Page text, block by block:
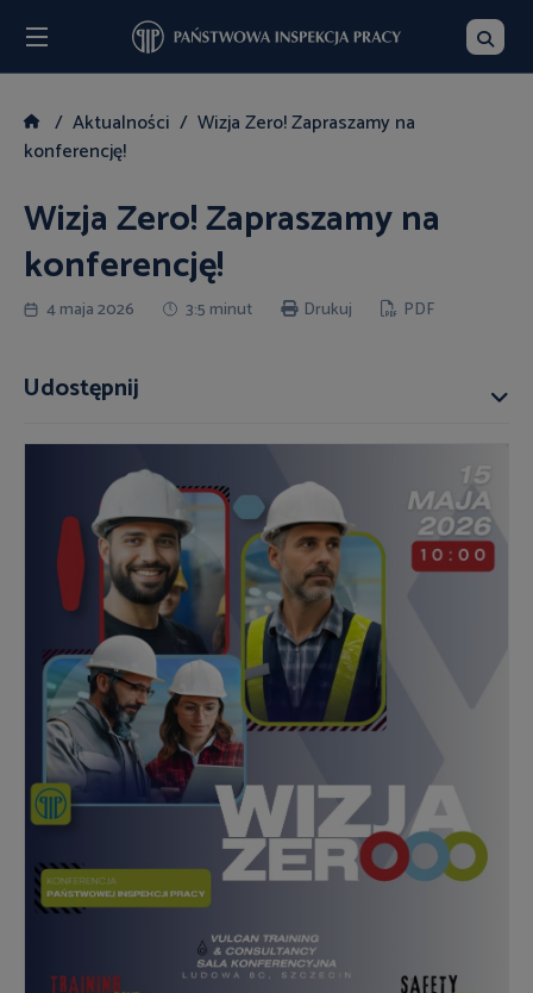
Aktualności
Wizja Zero! Zapraszamy na
konferencję!
Wizja Zero! Zapraszamy na
konferencję!
4 maja 2026 3:5 minut Drukuj PDF
Udostępnij
Szukaj